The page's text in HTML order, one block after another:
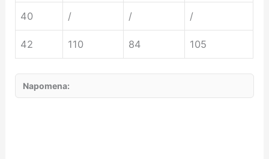
40 / / /
42 110 84 105
Napomena: